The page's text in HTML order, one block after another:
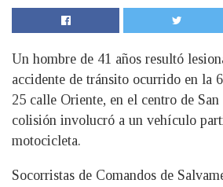
Un hombre de 41 años resultó
accidente de tránsito ocurrido en la
25 calle Oriente, en el centro de
colisión involucró a un vehículo
motocicleta.
Socorristas de Comandos de